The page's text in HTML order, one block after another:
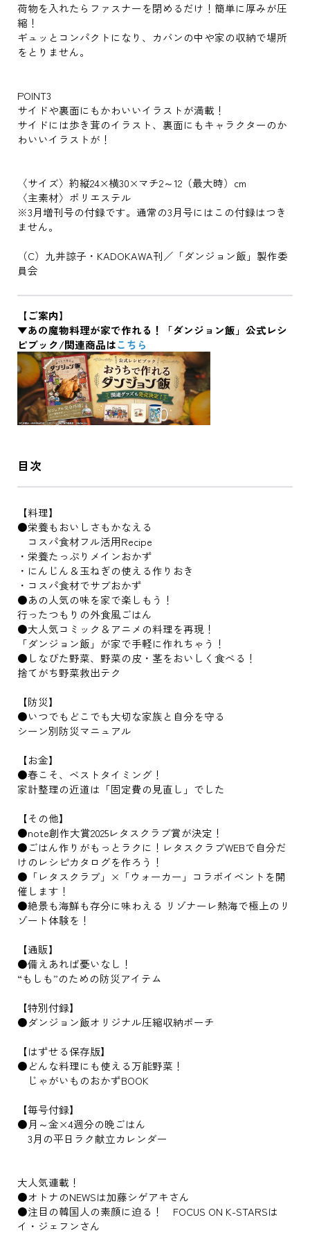
荷物を入れたらファスナーを閉めるだけ！簡単に厚みが圧
縮！
ギュッとコンパクトになり、カバンの中や家の収納で場所
をとりません。
POINT3
サイドや裏面にもかわいいイラストが満載！
サイドには歩き茸のイラスト、裏面にもキャラクターのか
わいいイラストが！
〈サイズ〉約縦24×横30×マチ2～12（最大時）cm
〈主素材〉ポリエステル
※3月増刊号の付録です。通常の3月号にはこの付録はつき
ません。
（C）九井諒子・KADOKAWA刊／「ダンジョン飯」製作委
員会
【ご案内】
▼あの魔物料理が家で作れる！「ダンジョン飯」公式レシ
ピブック/関連商品はこちら
目次
【料理】
●栄養もおいしさもかなえる
コスパ食材フル活用Recipe
・栄養たっぷりメインおかず
・にんじん＆玉ねぎの使える作りおき
・コスパ食材でサブおかず
●あの人気の味を家で楽しもう！
行ったつもりの外食風ごはん
●大人気コミック＆アニメの料理を再現！
「ダンジョン飯」が家で手軽に作れちゃう！
●しなびた野菜、野菜の皮・茎をおいしく食べる！
捨てがち野菜救出テク
【防災】
●いつでもどこでも大切な家族と自分を守る
シーン別防災マニュアル
【お金】
●春こそ、ベストタイミング！
家計整理の近道は「固定費の見直し」でした
【その他】
●note創作大賞2025レタスクラブ賞が決定！
●ごはん作りがもっとラクに！レタスクラブWEBで自分だ
けのレシピカタログを作ろう！
●「レタスクラブ」×「ウォーカー」コラボイベントを開
催します！
●絶景も海鮮も存分に味わえる リゾナーレ熱海で極上のリ
ゾート体験を！
【通販】
●備えあれば憂いなし！
“もしも”のための防災アイテム
【特別付録】
●ダンジョン飯オリジナル圧縮収納ポーチ
【はずせる保存版】
●どんな料理にも使える万能野菜！
じゃがいものおかずBOOK
【毎号付録】
●月～金×4週分の晩ごはん
3月の平日ラク献立カレンダー
大人気連載！
●オトナのNEWSは加藤シゲアキさん
●注目の韓国人の素顔に迫る！ FOCUS ON K-STARSは
イ・ジェフンさん